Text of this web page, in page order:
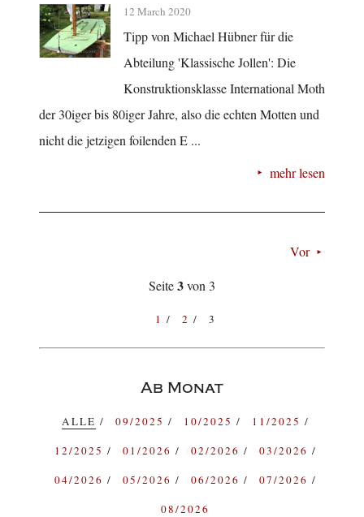
12 March 2020
Tipp von Michael Hübner für die
Abteilung 'Klassische Jollen': Die
Konstruktionsklasse International Moth
der 30iger bis 80iger Jahre, also die echten Motten und
nicht die jetzigen foilenden E ...
mehr lesen
Vor
Seite3von 3
1 2 3
Ab Monat
ALLE 09/2025 10/2025
11/2025
12/2025
01/2026 02/2026
03/2026
04/2026
05/2026 06/2026
07/2026
08/2026